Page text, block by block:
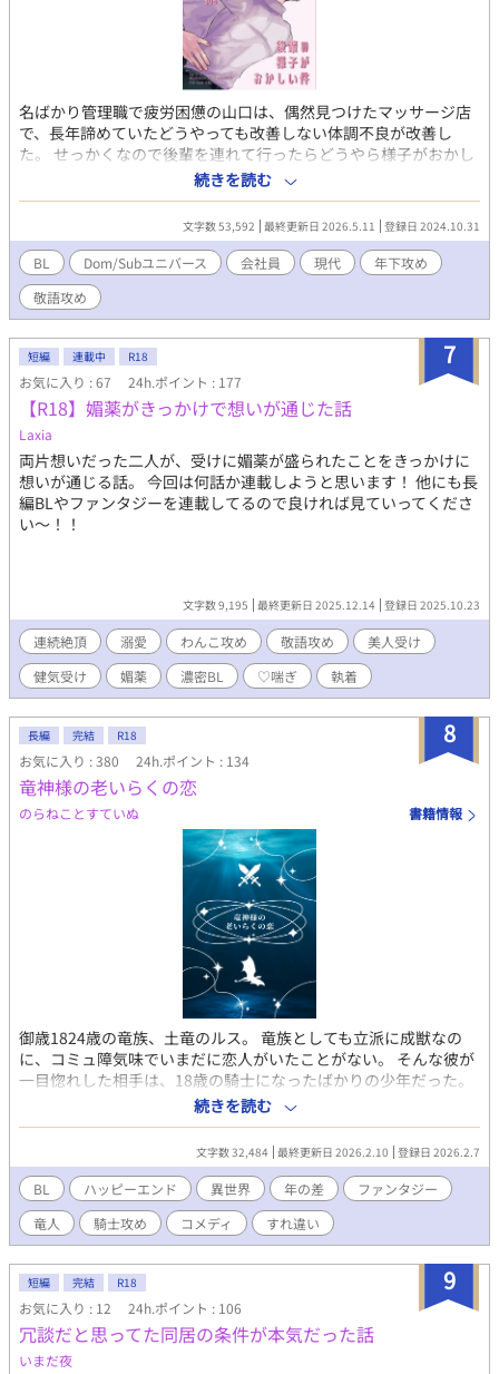
名ばかり管理職で疲労困憊の山口は、偶然見つけたマッサージ店
で、長年諦めていたどうやっても改善しない体調不良が改善し
た。 せっかくなので後輩を連れて行ったらどうやら様子がおかし
くて、もう行くなって言ってくる。 クールだったはずがいつのま
にか世話焼いてしまう年下敬語後輩Dom × （自分が世話を焼い
てるつもりの）脳筋系天然先輩Sub がわちゃわちゃする話。 『加
減を知らない初心者Domがグイグイ懐いてくる』と同じ世界で地
続きのお話です。 （全く別の話なのでどちらも単体で読んでいた
だけます）
https://www.alphapolis.co.jp/novel/21582922/922916390 サブ
タイトルに◆がついているものは後輩視点です。 同人誌版と同じ
表紙に差し替えました。 表紙イラスト：浴槽つぼカルビ様（Ｘ
@shabuuma11 ）ありがとうございます！
続きを読む
文字数 53,592 最終更新日 2026.5.11 登録日 2024.10.31
BL Dom/Subユニバース 会社員 現代
年下攻め
敬語攻め
7
短編 連載中 R18
お気に入り : 67 24h.ポイント : 177
【R18】媚薬がきっかけで想いが通じた話
Laxia
両片想いだった二人が、受けに媚薬が盛られたことをきっかけに
想いが通じる話。 今回は何話か連載しようと思います！ 他にも長
編BLやファンタジーを連載してるので良ければ見ていってくださ
い〜！！
文字数 9,195 最終更新日 2025.12.14 登録日 2025.10.23
連続絶頂 溺愛 わんこ攻め 敬語攻め
美人受け
健気受け
媚薬 濃密BL ♡喘ぎ 執着
8
長編 完結 R18
お気に入り : 380 24h.ポイント : 134
竜神様の老いらくの恋
のらねことすていぬ 書籍情報
御歳1824歳の竜族、土竜のルス。 竜族としても立派に成獣なの
に、コミュ障気味でいまだに恋人がいたことがない。 そんな彼が
一目惚れした相手は、18歳の騎士になったばかりの少年だった。
年の差1806歳の片思い。 「俺が竜人の番に抱いてもらえない話す
る？」のアスファーと宇一が出会うちょっと前のお話。 少年騎士
×竜人/年の差/敬語攻め/溺愛受け/ ※ブログサイトに掲載してい
た話の転載です。
続きを読む
文字数 32,484 最終更新日 2026.2.10 登録日 2026.2.7
BL ハッピーエンド 異世界 年の差
ファンタジー
竜人
騎士攻め コメディ すれ違い
9
短編 完結 R18
お気に入り : 12 24h.ポイント : 106
冗談だと思ってた同居の条件が本気だった話
いまだ夜